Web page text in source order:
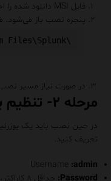
فایل MSI دانلود شده را اجرا کنید.
پنجره نصب باز
در صورت نیاز مسیر نصب
مرحله ۲- تنظیم یوزر و پسورد ادمین
تعریف کنید.
Username :admin
Password: حداقل ۸ کاراکتر، شامل حروف بزرگ، کوچک و عدد